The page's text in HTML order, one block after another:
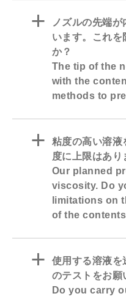
a
ノズルの先端
います。これを
か？
The tip of the
with the
methods to
a
粘度の高い溶液
度に上限はあり
Our planned
viscosity. Do
limitations on
of the
a
使用する溶液を
のテストをお願
Do you carry